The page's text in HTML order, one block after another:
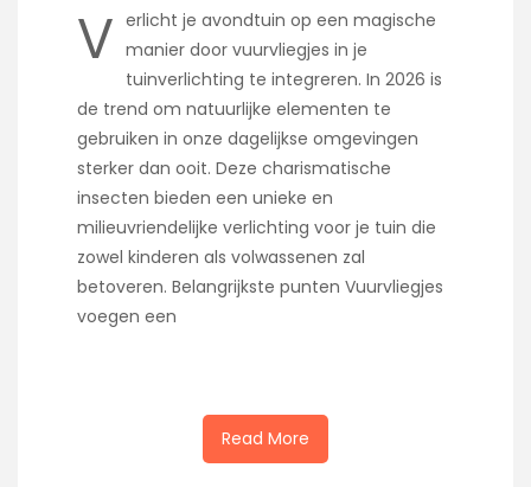
V erlicht je avondtuin op een magische
manier door vuurvliegjes in je
tuinverlichting te integreren. In 2026 is
de trend om natuurlijke elementen te
gebruiken in onze dagelijkse omgevingen
sterker dan ooit. Deze charismatische
insecten bieden een unieke en
milieuvriendelijke verlichting voor je tuin die
zowel kinderen als volwassenen zal
betoveren. Belangrijkste punten Vuurvliegjes
voegen een
Read More